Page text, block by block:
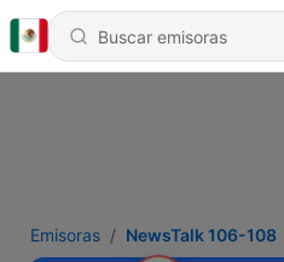
Emisoras NewsTalk 106-108